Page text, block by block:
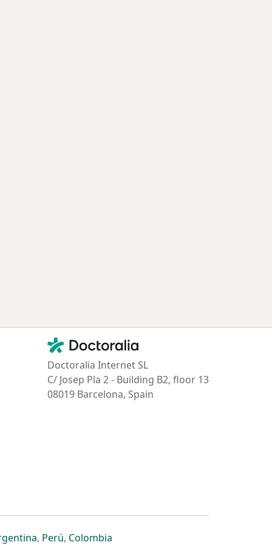
Contacto
Doctoralia - Página de inicio
Doctoralia Internet SL
C/ Josep Pla 2 - Building B2, floor 13
08019 Barcelona, Spain
pestaña
una nueva pestaña
en una nueva pestaña
se abre en una nueva pestaña
, Perúse abre en una nueva pestaña
, Colombiase abre en una nueva pestaña